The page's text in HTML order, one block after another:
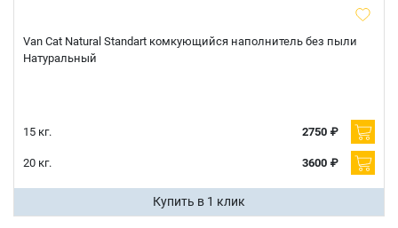
Van Cat Natural Standart комкующийся наполнитель без пыли
Натуральный
15 кг. 2750 ₽
20 кг. 3600 ₽
Купить в 1 клик